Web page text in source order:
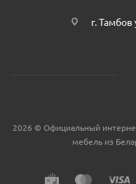
г.
2026 © Официальный
мебель из